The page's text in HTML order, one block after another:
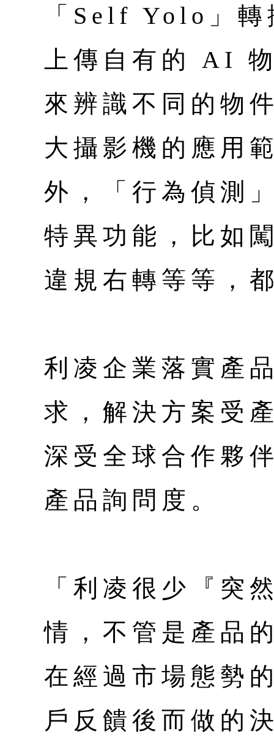
「Self Yolo」
上傳自有的 AI
來辨識不同的物
大攝影機的應用
外，「行為偵測
特異功能，比如
違規右轉等等，
利凌企業落實產
求，解決方案受
深受全球合作夥
產品詢問度。
「利凌很少『突
情，不管是產品
在經過市場態勢
戶反饋後而做的